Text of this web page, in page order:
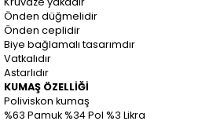
Önden düğmelidir
Önden ceplidir
Biye bağlamalı tasarımdır
Vatkalıdır
Astarlıdır
KUMAŞ ÖZELLİĞİ
Poliviskon kumaş
%63 Pamuk %34 Pol %3 Likra